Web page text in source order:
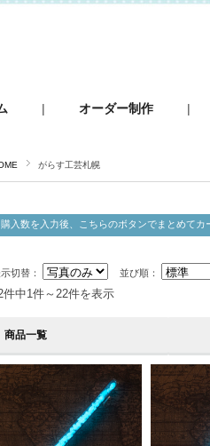
オーダー制作
がらす工芸札幌
切替： 並び順：
件中1件～22件を表示
商品一覧